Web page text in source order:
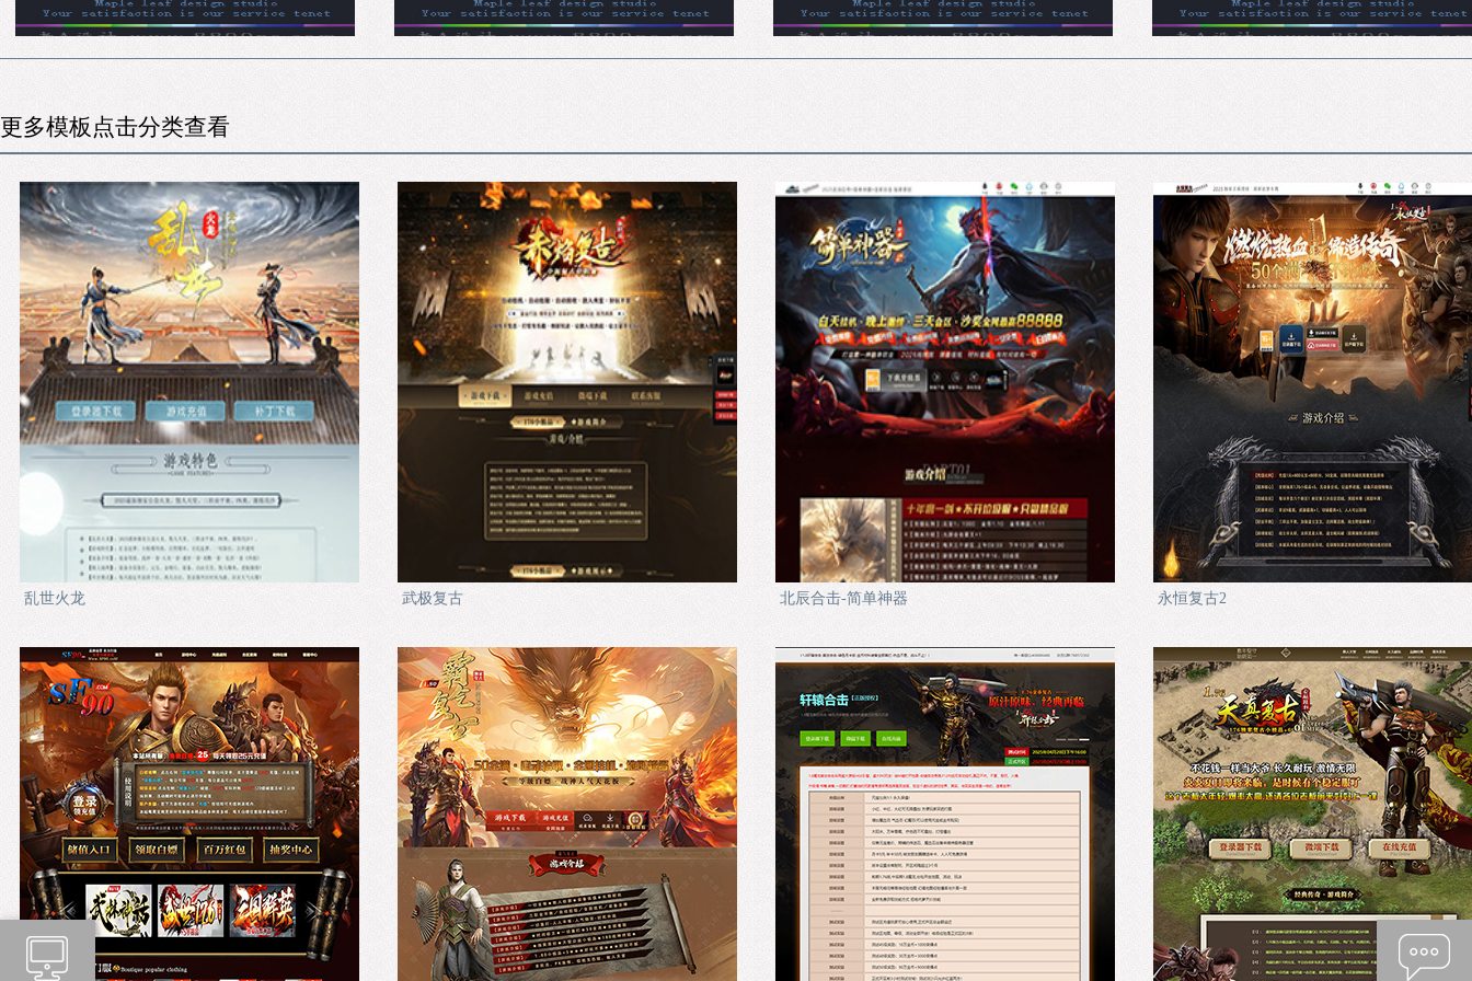
更多模板点击分类查看
乱世火龙 武极复古 北辰合击-简单神器 永恒复古2